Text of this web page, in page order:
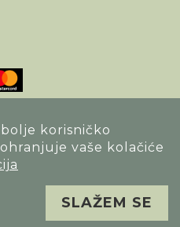
korisničko
vaše kolačiće
SLAŽEM SE
optika ©